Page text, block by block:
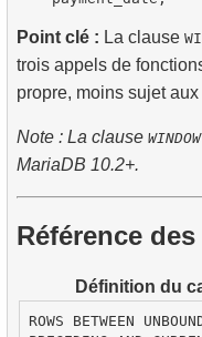
Point clé : La clause
trois appels de
propre, moins sujet
Note : La clause WINDOW
MariaDB 10.2+.
Référence
Définition du
ROWS BETWEEN